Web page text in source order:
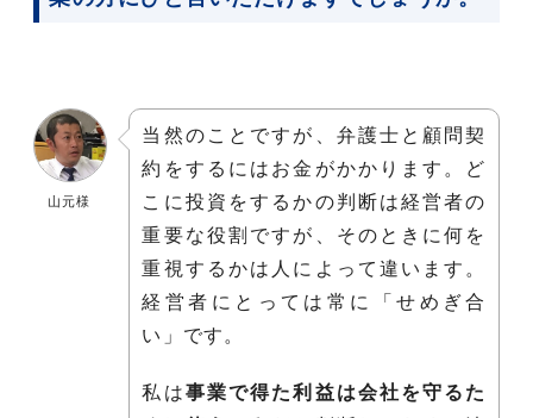
山元様
当然のことですが、弁護士と顧問契
約をするにはお金がかかります。ど
こに投資をするかの判断は経営者の
重要な役割ですが、そのときに何を
重視するかは人によって違います。
経営者にとっては常に「せめぎ合
い」です。
私は事業で得た利益は会社を守るた